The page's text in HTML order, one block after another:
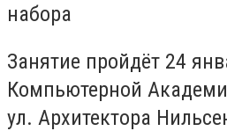
набора
Занятие пройдёт 24
Компьютерной
ул. Архитектора